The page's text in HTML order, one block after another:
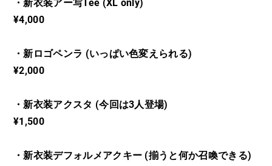
・新衣装アー写Tee (XL only)
¥4,000
・新ロゴペンラ (いっぱい色変えられる)
¥2,000
・新衣装アクスタ (今回は3人登場)
¥1,500
・新衣装デフォルメアクキー (揃うと何か召喚できる)